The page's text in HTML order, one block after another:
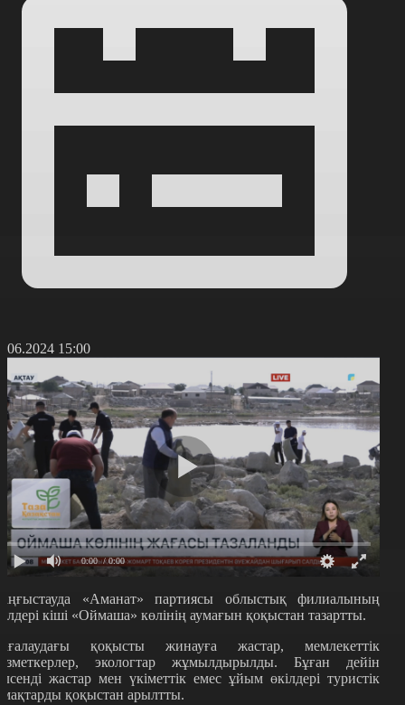
15:00
0:00 / 0:00
«Аманат» партиясы облыстық филиалының
кіші «Оймаша» көлінің аумағын қоқыстан тазартты.
қоқысты жинауға жастар, мемлекеттік
экологтар жұмылдырылды. Бұған дейін
жастар мен үкіметтік емес ұйым өкілдері туристік
қоқыстан арылтты.